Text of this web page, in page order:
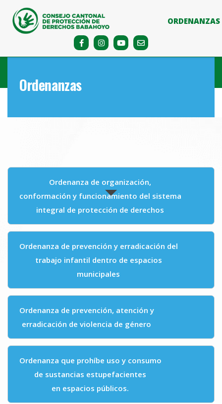
ORDENANZAS
Ordenanzas
Ordenanza de organización,
conformación y funcionamiento del sistema
integral de protección de derechos
Ordenanza de prevención y erradicación del
trabajo infantil dentro de espacios
municipales
Ordenanza de prevención, atención y
erradicación de violencia de género
Ordenanza que prohíbe uso y consumo
de sustancias estupefacientes
en espacios públicos.